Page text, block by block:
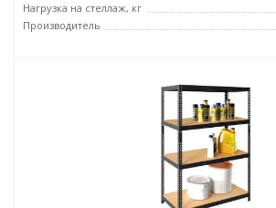
Нагрузка на стеллаж, кг
Производитель